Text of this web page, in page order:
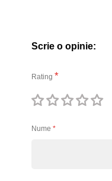
Scrie o opinie:
Rating
stea
stele
stele
stele
stele
Nume